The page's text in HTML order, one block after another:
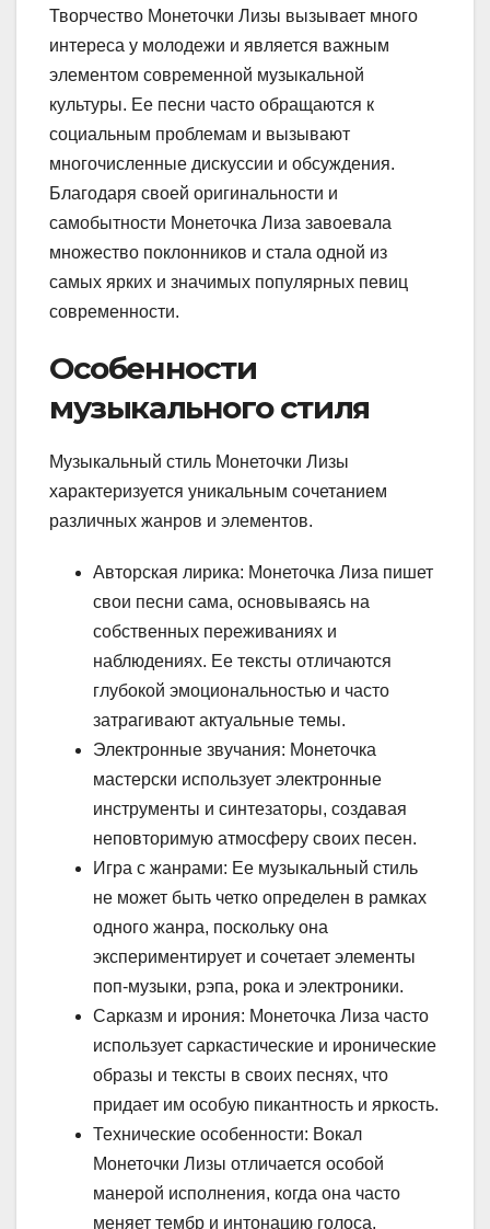
Творчество Монеточки Лизы вызывает много
интереса у молодежи и является важным
элементом современной музыкальной
культуры. Ее песни часто обращаются к
социальным проблемам и вызывают
многочисленные дискуссии и обсуждения.
Благодаря своей оригинальности и
самобытности Монеточка Лиза завоевала
множество поклонников и стала одной из
самых ярких и значимых популярных певиц
современности.
Особенности
музыкального стиля
Музыкальный стиль Монеточки Лизы
характеризуется уникальным сочетанием
различных жанров и элементов.
Авторская лирика: Монеточка Лиза пишет
свои песни сама, основываясь на
собственных переживаниях и
наблюдениях. Ее тексты отличаются
глубокой эмоциональностью и часто
затрагивают актуальные темы.
Электронные звучания: Монеточка
мастерски использует электронные
инструменты и синтезаторы, создавая
неповторимую атмосферу своих песен.
Игра с жанрами: Ее музыкальный стиль
не может быть четко определен в рамках
одного жанра, поскольку она
экспериментирует и сочетает элементы
поп-музыки, рэпа, рока и электроники.
Сарказм и ирония: Монеточка Лиза часто
использует саркастические и иронические
образы и тексты в своих песнях, что
придает им особую пикантность и яркость.
Технические особенности: Вокал
Монеточки Лизы отличается особой
манерой исполнения, когда она часто
меняет тембр и интонацию голоса,